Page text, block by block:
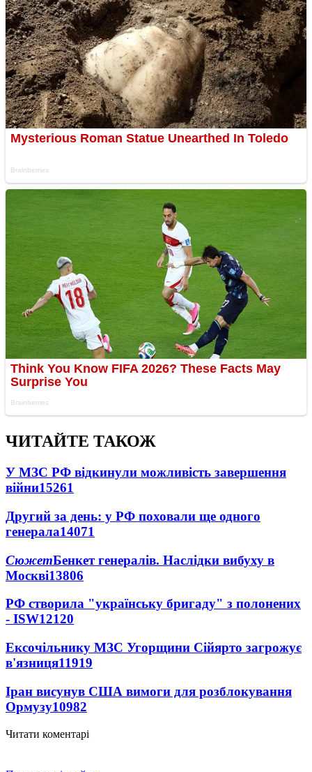
ЧИТАЙТЕ ТАКОЖ
У МЗС РФ відкинули можливість завершення
війни15261
Другий за день: у РФ поховали ще одного
генерала14071
СюжетБенкет генералів. Наслідки вибуху в
Москві13806
РФ створила "українську бригаду" з полонених
- ISW12120
Ексочільнику МЗС Угорщини Сійярто загрожує
в'язниця11919
Іран висунув США вимоги для розблокування
Ормузу10982
Читати коментарі